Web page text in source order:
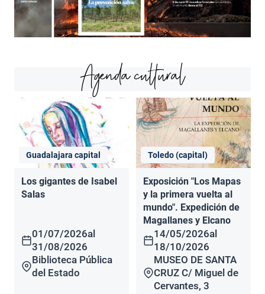
Agenda cultural
Guadalajara capital
Los gigantes de Isabel
Salas
01/07/2026al
31/08/2026
Biblioteca Pública
del Estado
Toledo (capital)
Exposición "Los Mapas
y la primera vuelta al
mundo". Expedición de
Magallanes y Elcano
14/05/2026al
18/10/2026
MUSEO DE SANTA
CRUZ C/ Miguel de
Cervantes, 3